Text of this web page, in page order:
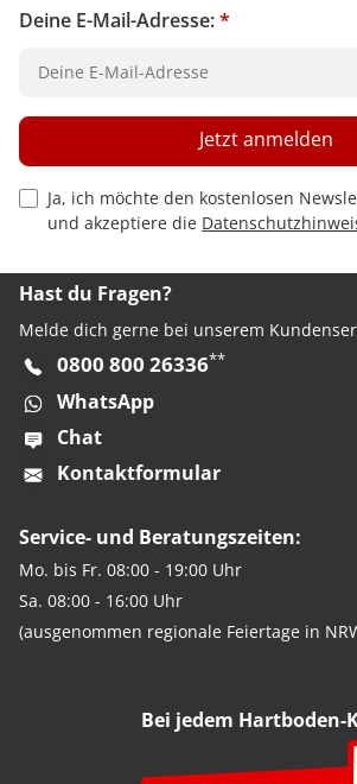
Deine E-Mail-Adresse:*
Privacy Policy Checkbox
Ja, ich möchte den kostenlosen
und akzeptiere die
Jetzt anmelden
Hast du Fragen?
Melde dich gerne bei unserem
0800 800 26336**
WhatsApp
Chat
Kontaktformular
Service- und Beratungszeiten:
Mo. bis Fr. 08:00 - 19:00 Uhr
Sa. 08:00 - 16:00 Uhr
(ausgenommen regionale Feiertage in
Bei jedem Hartboden-